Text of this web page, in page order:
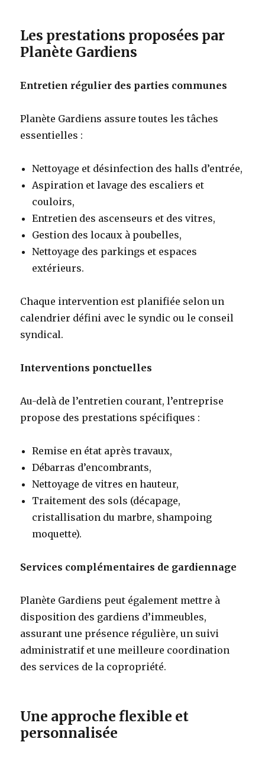
Les prestations proposées par
Planète Gardiens
Entretien régulier des parties communes
Planète Gardiens assure toutes les tâches
essentielles :
Nettoyage et désinfection des halls d’entrée,
Aspiration et lavage des escaliers et
couloirs,
Entretien des ascenseurs et des vitres,
Gestion des locaux à poubelles,
Nettoyage des parkings et espaces
extérieurs.
Chaque intervention est planifiée selon un
calendrier défini avec le syndic ou le conseil
syndical.
Interventions ponctuelles
Au-delà de l’entretien courant, l’entreprise
propose des prestations spécifiques :
Remise en état après travaux,
Débarras d’encombrants,
Nettoyage de vitres en hauteur,
Traitement des sols (décapage,
cristallisation du marbre, shampoing
moquette).
Services complémentaires de gardiennage
Planète Gardiens peut également mettre à
disposition des gardiens d’immeubles,
assurant une présence régulière, un suivi
administratif et une meilleure coordination
des services de la copropriété.
Une approche flexible et
personnalisée